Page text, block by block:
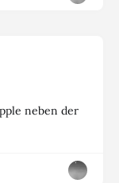
neben der